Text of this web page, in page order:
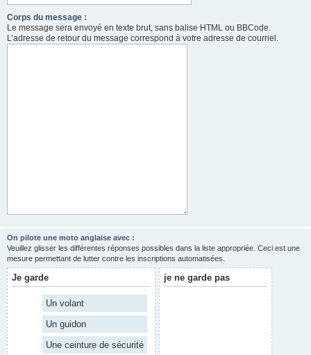
Corps du message :
Le message sera envoyé en texte brut, sans balise HTML ou BBCode.
L’adresse de retour du message correspond à votre adresse de courriel.
On pilote une moto anglaise avec :
Veuillez glisser les différentes réponses possibles dans la liste appropriée. Ceci est une
mesure permettant de lutter contre les inscriptions automatisées.
Je garde
Un volant
Un guidon
Une ceinture de sécurité
je ne garde pas